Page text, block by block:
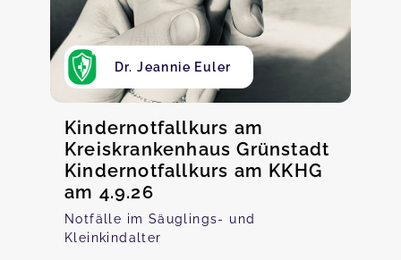
Dr. Jeannie Euler
Kindernotfallkurs am
Kreiskrankenhaus Grünstadt
Kindernotfallkurs am KKHG
am 4.9.26
Notfälle im Säuglings- und
Kleinkindalter